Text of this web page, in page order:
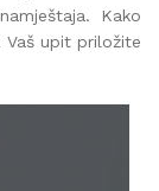
Kako
Vaš upit priložite